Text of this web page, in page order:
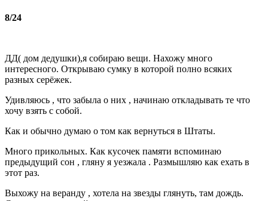
8/24
ДД( дом дедушки),я собираю вещи. Нахожу много
интересного. Открываю сумку в которой полно всяких
разных серёжек.
Удивляюсь , что забыла о них , начинаю откладывать те что
хочу взять с собой.
Как и обычно думаю о том как вернуться в Штаты.
Много прикольных. Как кусочек памяти вспоминаю
предыдущий сон , гляну я уезжала . Размышляю как ехать в
этот раз.
Выхожу на веранду , хотела на звезды глянуть, там дождь.